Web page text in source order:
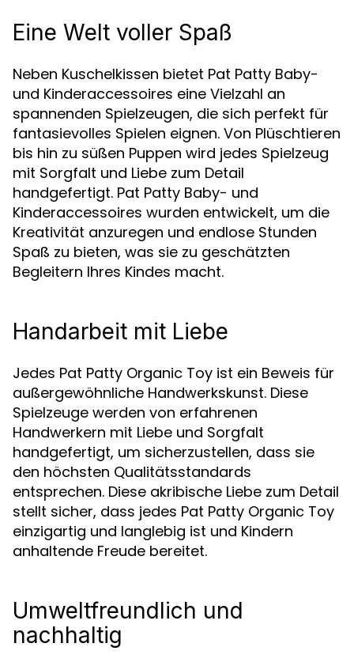
Eine Welt voller Spaß
Neben Kuschelkissen bietet Pat Patty Baby-
und Kinderaccessoires eine Vielzahl an
spannenden Spielzeugen, die sich perfekt für
fantasievolles Spielen eignen. Von Plüschtieren
bis hin zu süßen Puppen wird jedes Spielzeug
mit Sorgfalt und Liebe zum Detail
handgefertigt. Pat Patty Baby- und
Kinderaccessoires wurden entwickelt, um die
Kreativität anzuregen und endlose Stunden
Spaß zu bieten, was sie zu geschätzten
Begleitern Ihres Kindes macht.
Handarbeit mit Liebe
Jedes Pat Patty Organic Toy ist ein Beweis für
außergewöhnliche Handwerkskunst. Diese
Spielzeuge werden von erfahrenen
Handwerkern mit Liebe und Sorgfalt
handgefertigt, um sicherzustellen, dass sie
den höchsten Qualitätsstandards
entsprechen. Diese akribische Liebe zum Detail
stellt sicher, dass jedes Pat Patty Organic Toy
einzigartig und langlebig ist und Kindern
anhaltende Freude bereitet.
Umweltfreundlich und
nachhaltig